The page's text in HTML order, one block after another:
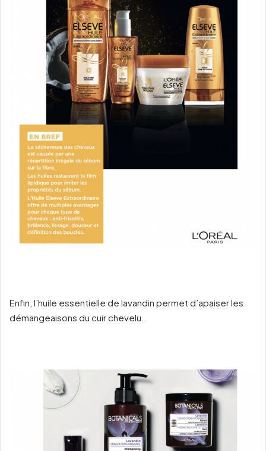
Enfin, l’huile essentielle de lavandin permet d’apaiser les
démangeaisons du cuir chevelu.